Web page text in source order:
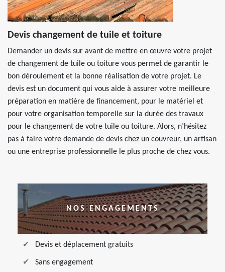
Devis changement de tuile et toiture
Demander un devis sur avant de mettre en œuvre votre projet
de changement de tuile ou toiture vous permet de garantir le
bon déroulement et la bonne réalisation de votre projet. Le
devis est un document qui vous aide à assurer votre meilleure
préparation en matière de financement, pour le matériel et
pour votre organisation temporelle sur la durée des travaux
pour le changement de votre tuile ou toiture. Alors, n’hésitez
pas à faire votre demande de devis chez un couvreur, un artisan
ou une entreprise professionnelle le plus proche de chez vous.
NOS ENGAGEMENTS
Devis et déplacement gratuits
Sans engagement